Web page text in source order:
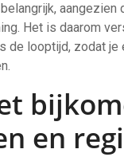
Het is daarom
de looptijd, zodat
en